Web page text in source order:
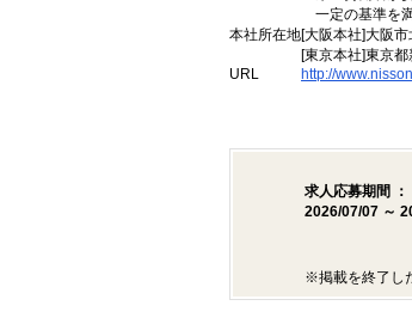
一定の基準を
本社所在地[大阪本社]大阪
[東京本社]東京
URL
http://
求人応募期間 ：
2026/07/07 ～
※掲載を終了し